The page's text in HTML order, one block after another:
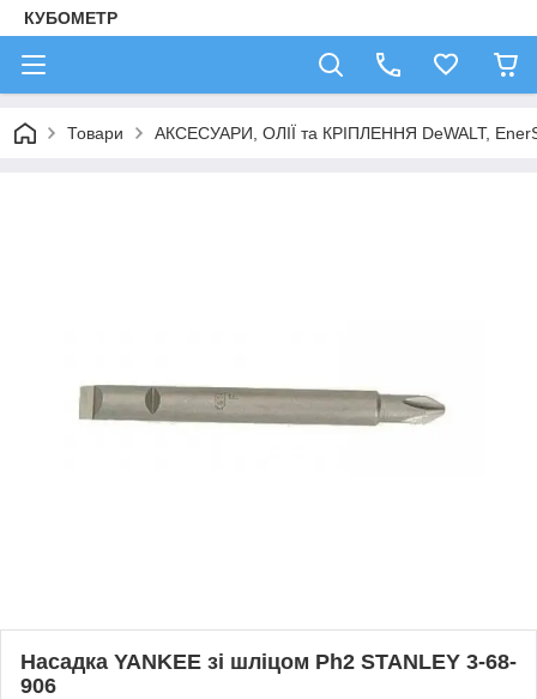
КУБОМЕТР
Товари АКСЕСУАРИ, ОЛІЇ та КРІПЛЕННЯ DeWALT,
Насадка YANKEE зі шліцом Ph2 STANLEY 3-68-
906